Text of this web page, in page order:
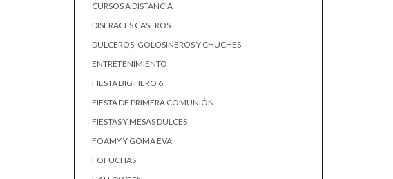
CURSOS A DISTANCIA
DISFRACES CASEROS
DULCEROS, GOLOSINEROS Y CHUCHES
ENTRETENIMIENTO
FIESTA BIG HERO 6
FIESTA DE PRIMERA COMUNIÓN
FIESTAS Y MESAS DULCES
FOAMY Y GOMA EVA
FOFUCHAS